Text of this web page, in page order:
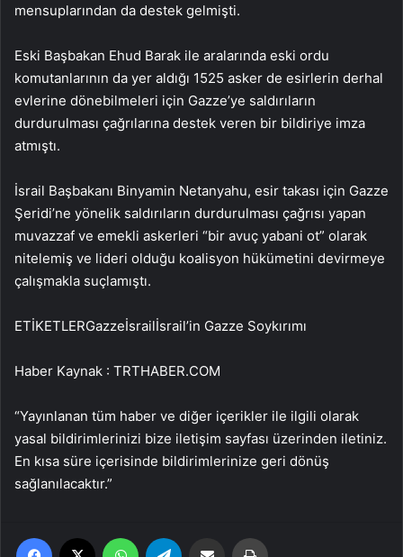
mensuplarından da destek gelmişti.
Eski Başbakan Ehud Barak ile aralarında eski ordu
komutanlarının da yer aldığı 1525 asker de esirlerin derhal
evlerine dönebilmeleri için Gazze’ye saldırıların
durdurulması çağrılarına destek veren bir bildiriye imza
atmıştı.
İsrail Başbakanı Binyamin Netanyahu, esir takası için Gazze
Şeridi’ne yönelik saldırıların durdurulması çağrısı yapan
muvazzaf ve emekli askerleri “bir avuç yabani ot” olarak
nitelemiş ve lideri olduğu koalisyon hükümetini devirmeye
çalışmakla suçlamıştı.
ETİKETLERGazzeİsrailİsrail’in Gazze Soykırımı
Haber Kaynak : TRTHABER.COM
“Yayınlanan tüm haber ve diğer içerikler ile ilgili olarak
yasal bildirimlerinizi bize iletişim sayfası üzerinden iletiniz.
En kısa süre içerisinde bildirimlerinize geri dönüş
sağlanılacaktır.”
Facebook WhatsApp Email'den paylaş